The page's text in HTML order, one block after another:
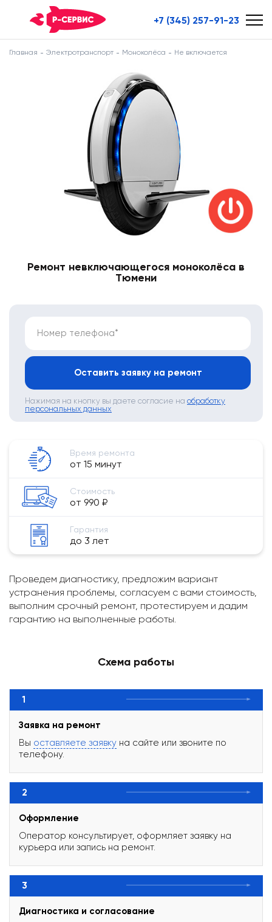
+7 (345) 257-91-23
Главная Электротранспорт Моноколёса Не включается
Ремонт невключающегося моноколёса в
Тюмени
Номер телефона*
Оставить заявку на ремонт
Нажимая на кнопку вы даете согласие на обработку
персональных данных
Время ремонта
от 15 минут
Стоимость
от 990 ₽
Гарантия
до 3 лет
Проведем диагностику, предложим вариант
устранения проблемы, согласуем с вами стоимость,
выполним срочный ремонт, протестируем и дадим
гарантию на выполненные работы.
Схема работы
1
Заявка на ремонт
Вы оставляете заявку на сайте или звоните по
телефону.
2
Оформление
Оператор консультирует, оформляет заявку на
курьера или запись на ремонт.
3
Диагностика и согласование